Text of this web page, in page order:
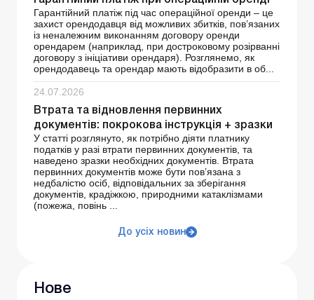
Гарантійний платіж під час операційної оренди – це
захист орендодавця від можливих збитків, пов’язаних
із неналежним виконанням договору оренди
орендарем (наприклад, при достроковому розірванні
договору з ініціативи орендаря). Розглянемо, як
орендодавець та орендар мають відобразити в об...
24.07.2026
Втрата та відновлення первинних
документів: покрокова інструкція + зразки
У статті розглянуто, як потрібно діяти платнику
податків у разі втрати первинних документів, та
наведено зразки необхідних документів. Втрата
первинних документів може бути пов’язана з
недбалістю осіб, відповідальних за зберігання
документів, крадіжкою, природними катаклізмами
(пожежа, повінь ...
До усіх новин
Нове